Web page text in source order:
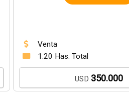
Venta
1.20 Has. Total
USD 350.000